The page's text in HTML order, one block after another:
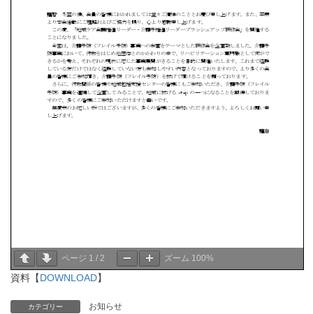
ページ 1 / 2 ズーム 100%
資料【DOWNLOAD】
カテゴリー お知らせ